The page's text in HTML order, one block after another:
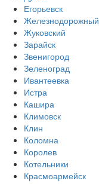
Егорьевск
Железнодорожный
Жуковский
Зарайск
Звенигород
Зеленоград
Ивантеевка
Истра
Кашира
Климовск
Клин
Коломна
Королев
Котельники
Красмоармейск